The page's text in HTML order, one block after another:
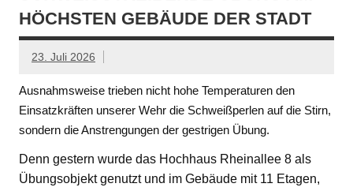
ÖCHSTEN GEBÄUDE DER STADT
23. Juli 2026
Ausnahmsweise trieben nicht hohe Temperaturen den
Einsatzkräften unserer Wehr die Schweißperlen auf die Stirn,
sondern die Anstrengungen der gestrigen Übung.
Denn gestern wurde das Hochhaus Rheinallee 8 als
Übungsobjekt genutzt und im Gebäude mit 11 Etagen,